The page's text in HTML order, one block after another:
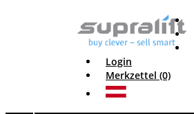
Login
Merkzettel (0)